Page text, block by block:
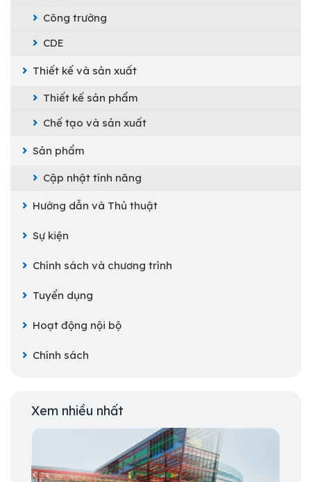
Công trường
CDE
Thiết kế và sản xuất
Thiết kế sản phẩm
Chế tạo và sản xuất
Sản phẩm
Cập nhật tính năng
Hướng dẫn và Thủ thuật
Sự kiện
Chính sách và chương trình
Tuyển dụng
Hoạt động nội bộ
Chính sách
Xem nhiều nhất